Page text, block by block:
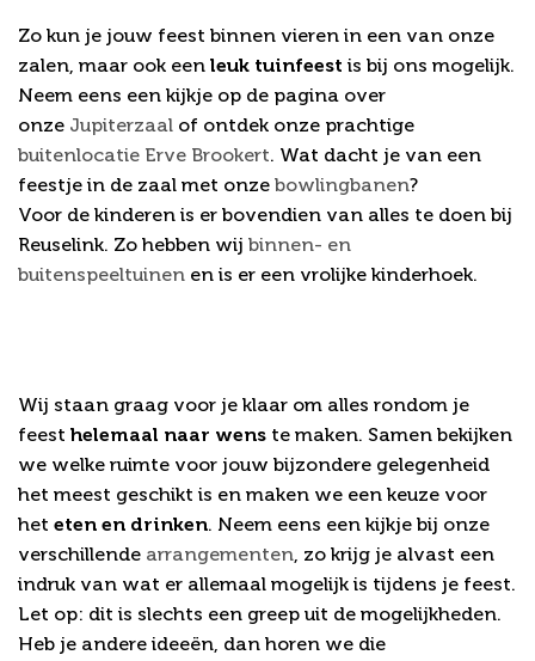
Zo kun je jouw feest binnen vieren in een van onze
zalen, maar ook een leuk tuinfeest is bij ons mogelijk.
Neem eens een kijkje op de pagina over
onze Jupiterzaal of ontdek onze prachtige
buitenlocatie Erve Brookert. Wat dacht je van een
feestje in de zaal met onze bowlingbanen?
Voor de kinderen is er bovendien van alles te doen bij
Reuselink. Zo hebben wij binnen- en
buitenspeeltuinen en is er een vrolijke kinderhoek.
Wij staan graag voor je klaar om alles rondom je
feest helemaal naar wens te maken. Samen bekijken
we welke ruimte voor jouw bijzondere gelegenheid
het meest geschikt is en maken we een keuze voor
het eten en drinken. Neem eens een kijkje bij onze
verschillende arrangementen, zo krijg je alvast een
indruk van wat er allemaal mogelijk is tijdens je feest.
Let op: dit is slechts een greep uit de mogelijkheden.
Heb je andere ideeën, dan horen we die